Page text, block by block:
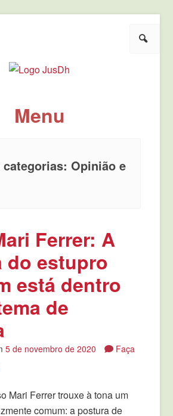
Pesquisar
Menu
categorias:Opinião e
Ferrer: A
do estupro
está dentro
de
5 de novembro de 2020
Faça
Mari Ferrer trouxe à tona um
comum: a postura de